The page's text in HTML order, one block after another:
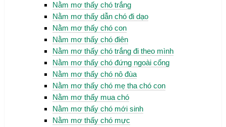
Nằm mơ thấy chó trắng
Nằm mơ thấy dẫn chó đi dạo
Nằm mơ thấy chó con
Nằm mơ thấy chó điên
Nằm mơ thấy chó trắng đi theo mình
Nằm mơ thấy chó đứng ngoài cổng
Nằm mơ thấy chó nô đùa
Nằm mơ thấy chó mẹ tha chó con
Nằm mơ thấy mua chó
Nằm mơ thấy chó mới sinh
Nằm mơ thấy chó mực